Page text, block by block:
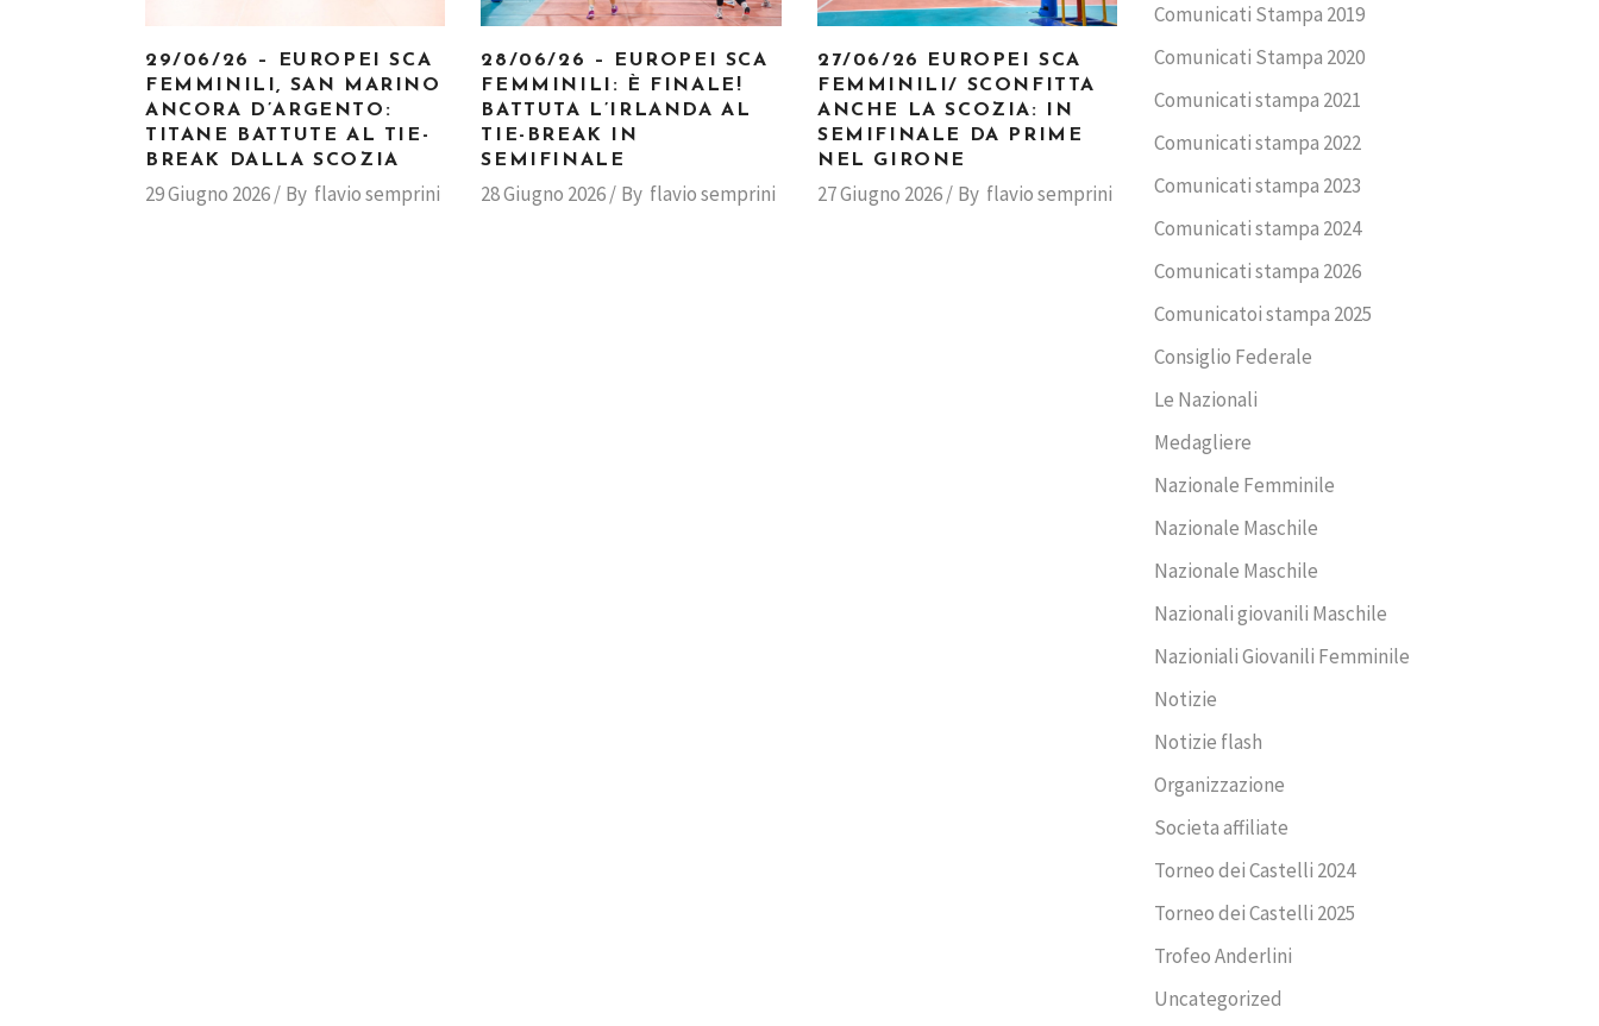
29/06/26 – EUROPEI SCA
FEMMINILI, SAN MARINO
ANCORA D’ARGENTO:
TITANE BATTUTE AL TIE-
BREAK DALLA SCOZIA
29 Giugno 2026 By flavio semprini
28/06/26 – EUROPEI SCA
FEMMINILI: È FINALE!
BATTUTA L’IRLANDA AL
TIE-BREAK IN
SEMIFINALE
28 Giugno 2026 By flavio semprini
27/06/26 EUROPEI SCA
FEMMINILI/ SCONFITTA
ANCHE LA SCOZIA: IN
SEMIFINALE DA PRIME
NEL GIRONE
27 Giugno 2026 By flavio semprini
Comunicati Stampa 2019
Comunicati Stampa 2020
Comunicati stampa 2021
Comunicati stampa 2022
Comunicati stampa 2023
Comunicati stampa 2024
Comunicati stampa 2026
Comunicatoi stampa 2025
Consiglio Federale
Le Nazionali
Medagliere
Nazionale Femminile
Nazionale Maschile
Nazionale Maschile
Nazionali giovanili Maschile
Nazioniali Giovanili Femminile
Notizie
Notizie flash
Organizzazione
Societa affiliate
Torneo dei Castelli 2024
Torneo dei Castelli 2025
Trofeo Anderlini
Uncategorized